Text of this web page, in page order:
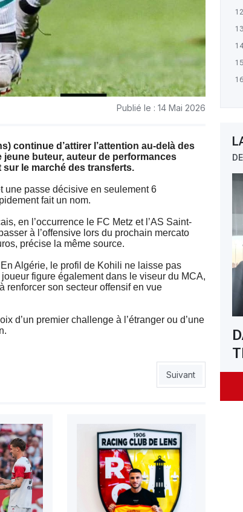
12
13
14
15
16
Publié le : 14 Mai 2026
continue d’attirer l’attention au-delà des
buteur, auteur de performances
le marché des transferts.
une passe décisive en seulement 6
fait un nom.
en l’occurrence le FC Metz et l’AS Saint-
à l’offensive lors du prochain mercato
précise la même source.
Algérie, le profil de Kohili ne laisse pas
figure également dans le viseur du MCA,
renforcer son secteur offensif en vue
d’un premier challenge à l’étranger ou d’une
à Kansas City Article suivant :
Suivant